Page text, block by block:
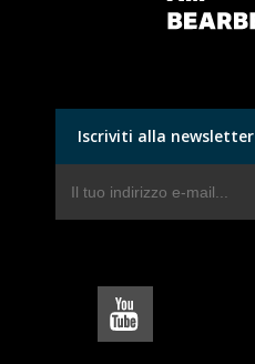
Iscriviti alla newsletter